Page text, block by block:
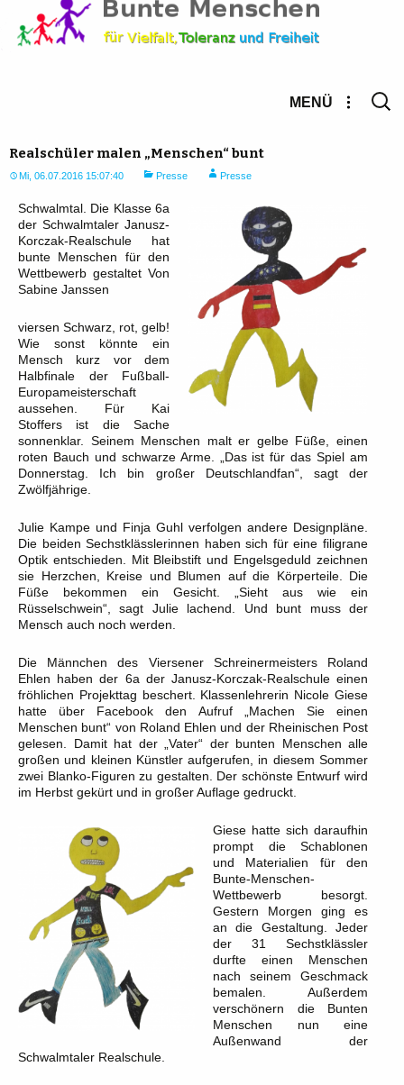
nach:
MENÜ
Realschüler malen „Menschen“ bunt
Mi, 06.07.2016 15:07:40 Presse Presse
Schwalmtal. Die Klasse 6a
der Schwalmtaler Janusz-
Korczak-Realschule hat
bunte Menschen für den
Wettbewerb gestaltet Von
Sabine Janssen
viersen Schwarz, rot, gelb!
Wie sonst könnte ein
Mensch kurz vor dem
Halbfinale der Fußball-
Europameisterschaft
aussehen. Für Kai
Stoffers ist die Sache
sonnenklar. Seinem Menschen malt er gelbe Füße, einen
roten Bauch und schwarze Arme. „Das ist für das Spiel am
Donnerstag. Ich bin großer Deutschlandfan“, sagt der
Zwölfjährige.
Julie Kampe und Finja Guhl verfolgen andere Designpläne.
Die beiden Sechstklässlerinnen haben sich für eine filigrane
Optik entschieden. Mit Bleibstift und Engelsgeduld zeichnen
sie Herzchen, Kreise und Blumen auf die Körperteile. Die
Füße bekommen ein Gesicht. „Sieht aus wie ein
Rüsselschwein“, sagt Julie lachend. Und bunt muss der
Mensch auch noch werden.
Die Männchen des Viersener Schreinermeisters Roland
Ehlen haben der 6a der Janusz-Korczak-Realschule einen
fröhlichen Projekttag beschert. Klassenlehrerin Nicole Giese
hatte über Facebook den Aufruf „Machen Sie einen
Menschen bunt“ von Roland Ehlen und der Rheinischen Post
gelesen. Damit hat der „Vater“ der bunten Menschen alle
großen und kleinen Künstler aufgerufen, in diesem Sommer
zwei Blanko-Figuren zu gestalten. Der schönste Entwurf wird
im Herbst gekürt und in großer Auflage gedruckt.
Giese hatte sich daraufhin
prompt die Schablonen
und Materialien für den
Bunte-Menschen-
Wettbewerb besorgt.
Gestern Morgen ging es
an die Gestaltung. Jeder
der 31 Sechstklässler
durfte einen Menschen
nach seinem Geschmack
bemalen. Außerdem
verschönern die Bunten
Menschen nun eine
Außenwand der
Schwalmtaler Realschule.